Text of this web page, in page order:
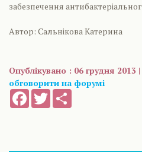
забезпечення
Автор: Сальнікова Катерина
Опублікувано : 06 грудня 2013
обговорити на форумі
FacebookTwitter